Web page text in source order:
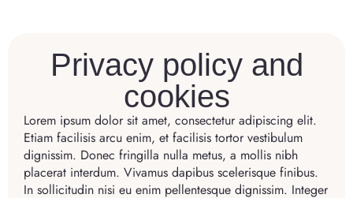
Privacy policy and
cookies
Lorem ipsum dolor sit amet, consectetur adipiscing elit.
Etiam facilisis arcu enim, et facilisis tortor vestibulum
dignissim. Donec fringilla nulla metus, a mollis nibh
placerat interdum. Vivamus dapibus scelerisque finibus.
In sollicitudin nisi eu enim pellentesque dignissim. Integer